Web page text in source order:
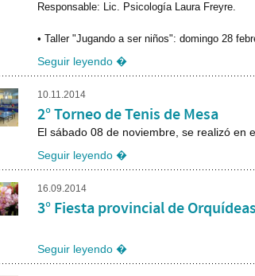
Responsable: Lic. Psicología Laura Freyre.
• Taller "Jugando a ser niños": domingo 28
Seguir leyendo �
10.11.2014
2° Torneo de Tenis de Mesa
El sábado 08 de noviembre, se realizó en
Seguir leyendo �
16.09.2014
3° Fiesta provincial de
Seguir leyendo �